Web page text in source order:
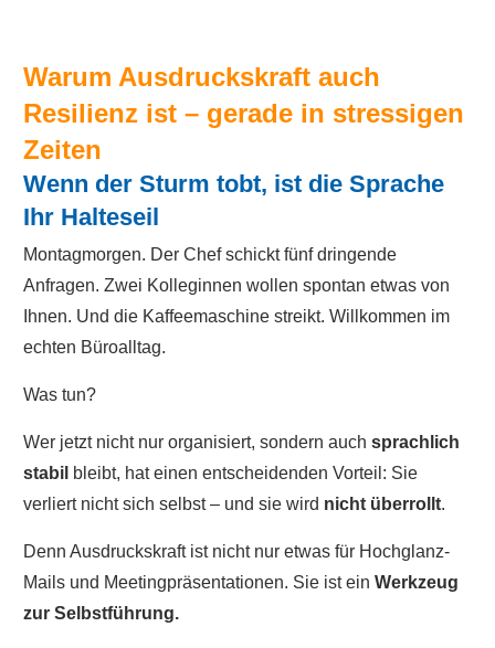
Warum Ausdruckskraft auch
Resilienz ist – gerade in stressigen
Zeiten
Wenn der Sturm tobt, ist die Sprache
Ihr Halteseil
Montagmorgen. Der Chef schickt fünf dringende
Anfragen. Zwei Kolleginnen wollen spontan etwas von
Ihnen. Und die Kaffeemaschine streikt. Willkommen im
echten Büroalltag.
Was tun?
Wer jetzt nicht nur organisiert, sondern auch sprachlich
stabil bleibt, hat einen entscheidenden Vorteil: Sie
verliert nicht sich selbst – und sie wird nicht überrollt.
Denn Ausdruckskraft ist nicht nur etwas für Hochglanz-
Mails und Meetingpräsentationen. Sie ist ein Werkzeug
zur Selbstführung.